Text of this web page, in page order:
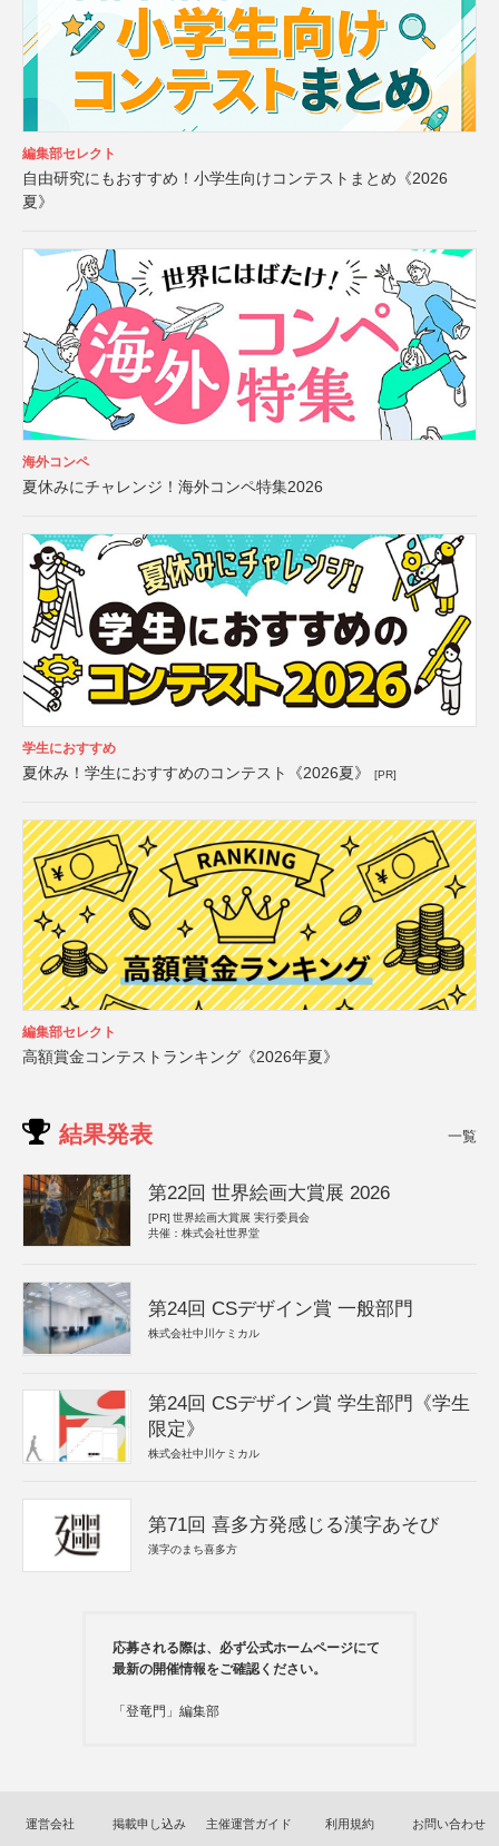
編集部セレクト
自由研究にもおすすめ！小学生向けコンテストまとめ《2026
夏》
海外コンペ
夏休みにチャレンジ！海外コンペ特集2026
学生におすすめ
夏休み！学生におすすめのコンテスト《2026夏》 [PR]
編集部セレクト
高額賞金コンテストランキング《2026年夏》
結果発表 一覧
第22回 世界絵画大賞展 2026
[PR] 世界絵画大賞展 実行委員会
共催：株式会社世界堂
第24回 CSデザイン賞 一般部門
株式会社中川ケミカル
第24回 CSデザイン賞 学生部門《学生
限定》
株式会社中川ケミカル
第71回 喜多方発感じる漢字あそび
漢字のまち喜多方
応募される際は、必ず公式ホームページにて
最新の開催情報をご確認ください。
「登竜門」編集部
運営会社 掲載申し込み 主催運営ガイド 利用規約 お問い合わせ